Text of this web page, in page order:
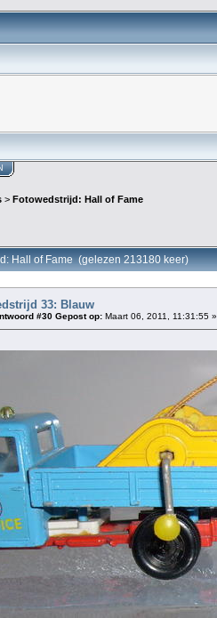
> Fotowedstrijd: Hall of Fame
Hall of Fame (gelezen 213180 keer)
33: Blauw
#30 Gepost op: Maart 06, 2011, 11:31:55 »